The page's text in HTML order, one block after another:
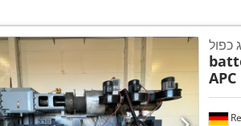
כפול
APC